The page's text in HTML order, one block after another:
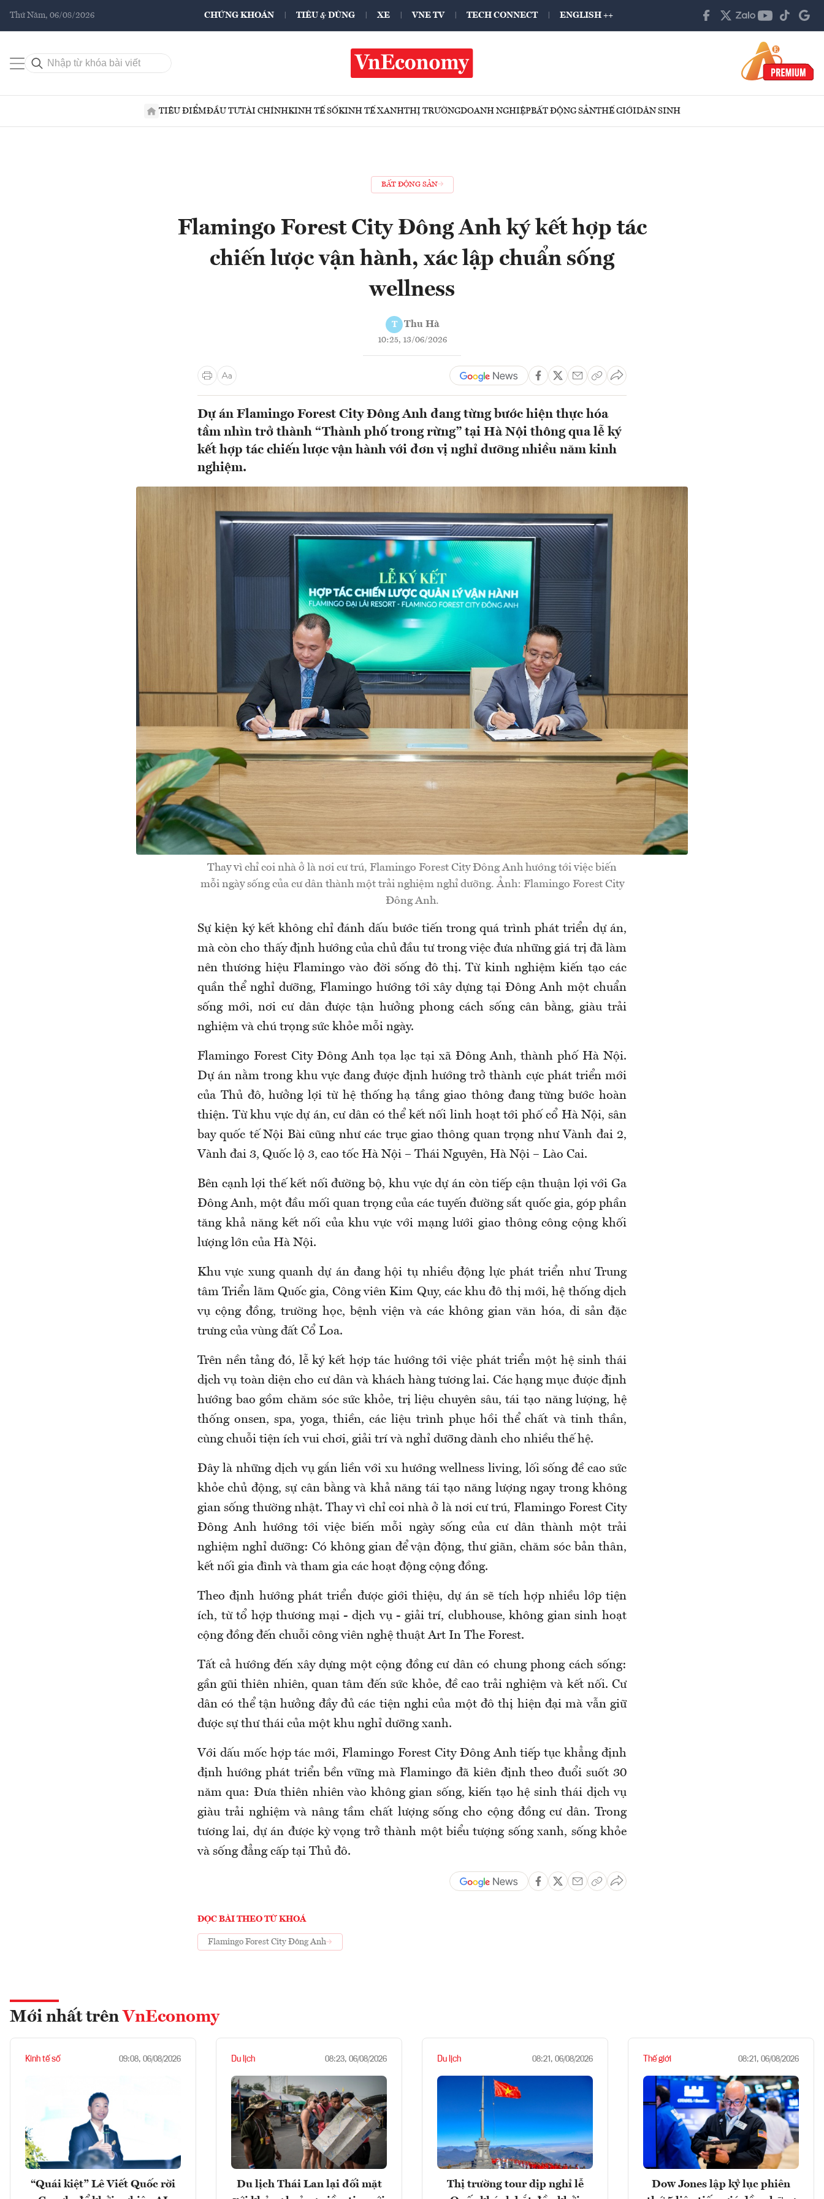
Thứ Năm, 06/08/2026 CHỨNG KHOÁN TIÊU & DÙNG XE VNE TV TECH CONNECT ENGLISH ++
TIÊU ĐIỂMĐẦU TƯTÀI CHÍNHKINH TẾ SỐKINH TẾ XANHTHỊ TRƯỜNGDOANH NGHIỆPBẤT ĐỘNG SẢNTHẾ GIỚIDÂN SINH
BẤT ĐỘNG SẢN
Flamingo Forest City Đông Anh ký kết hợp tác
chiến lược vận hành, xác lập chuẩn sống
wellness
T Thu Hà
10:25, 13/06/2026
Dự án Flamingo Forest City Đông Anh đang từng bước hiện thực hóa
tầm nhìn trở thành “Thành phố trong rừng” tại Hà Nội thông qua lễ ký
kết hợp tác chiến lược vận hành với đơn vị nghỉ dưỡng nhiều năm kinh
nghiệm.
Thay vì chỉ coi nhà ở là nơi cư trú, Flamingo Forest City Đông Anh hướng tới việc biến
mỗi ngày sống của cư dân thành một trải nghiệm nghỉ dưỡng. Ảnh: Flamingo Forest City
Đông Anh.
Sự kiện ký kết không chỉ đánh dấu bước tiến trong quá trình phát triển dự án,
mà còn cho thấy định hướng của chủ đầu tư trong việc đưa những giá trị đã làm
nên thương hiệu Flamingo vào đời sống đô thị. Từ kinh nghiệm kiến tạo các
quần thể nghỉ dưỡng, Flamingo hướng tới xây dựng tại Đông Anh một chuẩn
sống mới, nơi cư dân được tận hưởng phong cách sống cân bằng, giàu trải
nghiệm và chú trọng sức khỏe mỗi ngày.
Flamingo Forest City Đông Anh tọa lạc tại xã Đông Anh, thành phố Hà Nội.
Dự án nằm trong khu vực đang được định hướng trở thành cực phát triển mới
của Thủ đô, hưởng lợi từ hệ thống hạ tầng giao thông đang từng bước hoàn
thiện. Từ khu vực dự án, cư dân có thể kết nối linh hoạt tới phố cổ Hà Nội, sân
bay quốc tế Nội Bài cũng như các trục giao thông quan trọng như Vành đai 2,
Vành đai 3, Quốc lộ 3, cao tốc Hà Nội – Thái Nguyên, Hà Nội – Lào Cai.
Bên cạnh lợi thế kết nối đường bộ, khu vực dự án còn tiếp cận thuận lợi với Ga
Đông Anh, một đầu mối quan trọng của các tuyến đường sắt quốc gia, góp phần
tăng khả năng kết nối của khu vực với mạng lưới giao thông công cộng khối
lượng lớn của Hà Nội.
Khu vực xung quanh dự án đang hội tụ nhiều động lực phát triển như Trung
tâm Triển lãm Quốc gia, Công viên Kim Quy, các khu đô thị mới, hệ thống dịch
vụ cộng đồng, trường học, bệnh viện và các không gian văn hóa, di sản đặc
trưng của vùng đất Cổ Loa.
Trên nền tảng đó, lễ ký kết hợp tác hướng tới việc phát triển một hệ sinh thái
dịch vụ toàn diện cho cư dân và khách hàng tương lai. Các hạng mục được định
hướng bao gồm chăm sóc sức khỏe, trị liệu chuyên sâu, tái tạo năng lượng, hệ
thống onsen, spa, yoga, thiền, các liệu trình phục hồi thể chất và tinh thần,
cùng chuỗi tiện ích vui chơi, giải trí và nghỉ dưỡng dành cho nhiều thế hệ.
Đây là những dịch vụ gắn liền với xu hướng wellness living, lối sống đề cao sức
khỏe chủ động, sự cân bằng và khả năng tái tạo năng lượng ngay trong không
gian sống thường nhật. Thay vì chỉ coi nhà ở là nơi cư trú, Flamingo Forest City
Đông Anh hướng tới việc biến mỗi ngày sống của cư dân thành một trải
nghiệm nghỉ dưỡng: Có không gian để vận động, thư giãn, chăm sóc bản thân,
kết nối gia đình và tham gia các hoạt động cộng đồng.
Theo định hướng phát triển được giới thiệu, dự án sẽ tích hợp nhiều lớp tiện
ích, từ tổ hợp thương mại - dịch vụ - giải trí, clubhouse, không gian sinh hoạt
cộng đồng đến chuỗi công viên nghệ thuật Art In The Forest.
Tất cả hướng đến xây dựng một cộng đồng cư dân có chung phong cách sống:
gần gũi thiên nhiên, quan tâm đến sức khỏe, đề cao trải nghiệm và kết nối. Cư
dân có thể tận hưởng đầy đủ các tiện nghi của một đô thị hiện đại mà vẫn giữ
được sự thư thái của một khu nghỉ dưỡng xanh.
Với dấu mốc hợp tác mới, Flamingo Forest City Đông Anh tiếp tục khẳng định
định hướng phát triển bền vững mà Flamingo đã kiên định theo đuổi suốt 30
năm qua: Đưa thiên nhiên vào không gian sống, kiến tạo hệ sinh thái dịch vụ
giàu trải nghiệm và nâng tầm chất lượng sống cho cộng đồng cư dân. Trong
tương lai, dự án được kỳ vọng trở thành một biểu tượng sống xanh, sống khỏe
và sống đẳng cấp tại Thủ đô.
ĐỌC BÀI THEO TỪ KHOÁ
Flamingo Forest City Đông Anh
Mới nhất trên VnEconomy
Kinh tế số 09:08, 06/08/2026
“Quái kiệt” Lê Viết Quốc rời
Du lịch 08:23, 06/08/2026
Du lịch Thái Lan lại đối mặt
Du lịch 08:21, 06/08/2026
Thị trường tour dịp nghỉ lễ
Thế giới 08:21, 06/08/2026
Dow Jones lập kỷ lục phiên